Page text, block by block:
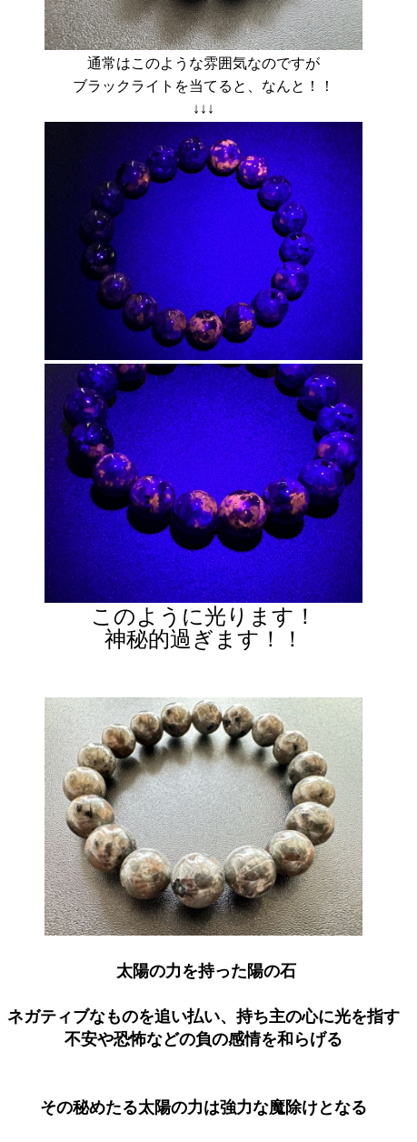
通常はこのような雰囲気なのですが
ブラックライトを当てると、なんと！！
↓↓↓
このように光ります！
神秘的過ぎます！！
太陽の力を持った陽の石
ネガティブなものを追い払い、持ち主の心に光を指す
不安や恐怖などの負の感情を和らげる
その秘めたる太陽の力は強力な魔除けとなる